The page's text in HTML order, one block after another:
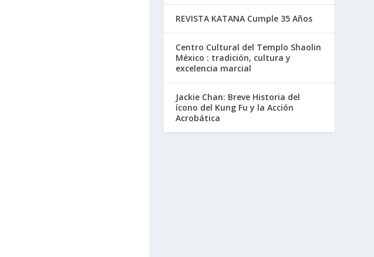
REVISTA KATANA Cumple 35 Años
Centro Cultural del Templo Shaolin
México : tradición, cultura y
excelencia marcial
Jackie Chan: Breve Historia del
ícono del Kung Fu y la Acción
Acrobática